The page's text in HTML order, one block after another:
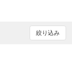
絞り込み